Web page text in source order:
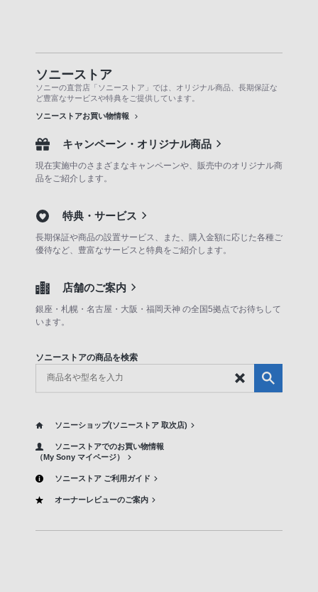
ソニーストア
ソニーの直営店「ソニーストア」では、オリジナル商品、長期保証な
ど豊富なサービスや特典をご提供しています。
ソニーストアお買い物情報
キャンペーン・オリジナル商品
現在実施中のさまざまなキャンペーンや、販売中のオリジナル商
品をご紹介します。
特典・サービス
長期保証や商品の設置サービス、また、購入金額に応じた各種ご
優待など、豊富なサービスと特典をご紹介します。
店舗のご案内
銀座・札幌・名古屋・大阪・福岡天神 の全国5拠点でお待ちして
います。
ソニーストアの商品を検索
ソニーショップ(ソニーストア 取次店)
ソニーストアでのお買い物情報
（My Sony マイページ）
ソニーストア ご利用ガイド
オーナーレビューのご案内